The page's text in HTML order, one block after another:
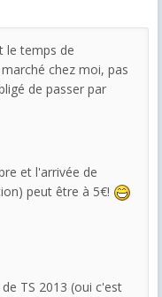
le temps de
chez moi, pas
de passer par
et l'arrivée de
peut être à 5€!
TS 2013 (oui c'est